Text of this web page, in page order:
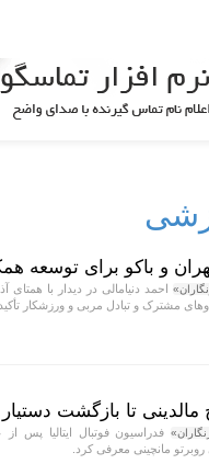
و باکو برای توسعه
احمد دنیامالی در دیدار با
مشترک و تبادل مربی و ورزشکار تأکید
مالدینی تا بازگشت دستیار
فدراسیون فوتبال ایتالیا پس
مانچینی معرفی کرد.